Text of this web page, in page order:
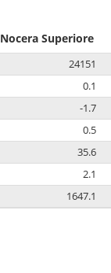
Nocera Superiore
24151
0.1
-1.7
0.5
35.6
2.1
1647.1